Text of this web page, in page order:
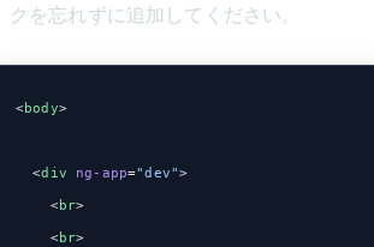
クを忘れずに追加してください。
<body>
  <
div ng-app="dev">
    <
br>
    <
br>